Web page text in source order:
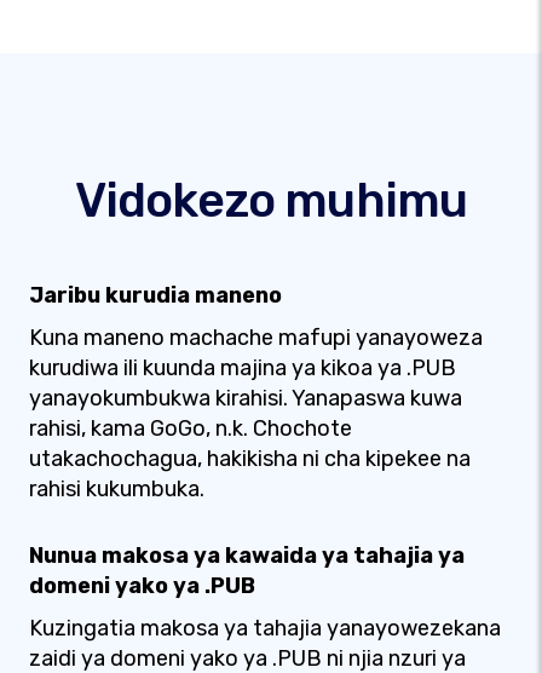
Vidokezo muhimu
Jaribu kurudia maneno
Kuna maneno machache mafupi yanayoweza
kurudiwa ili kuunda majina ya kikoa ya .PUB
yanayokumbukwa kirahisi. Yanapaswa kuwa
rahisi, kama GoGo, n.k. Chochote
utakachochagua, hakikisha ni cha kipekee na
rahisi kukumbuka.
Nunua makosa ya kawaida ya tahajia ya
domeni yako ya .PUB
Kuzingatia makosa ya tahajia yanayowezekana
zaidi ya domeni yako ya .PUB ni njia nzuri ya